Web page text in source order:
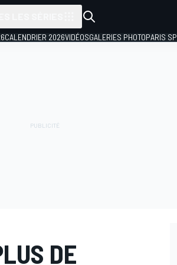
CALENDRIER 2026VIDÉOSGALERIES PHOTOPARIS
DE